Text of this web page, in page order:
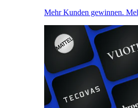
Mehr Kunden gewinnen.